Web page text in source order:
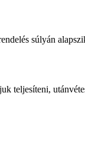
súlyán
teljesíteni,